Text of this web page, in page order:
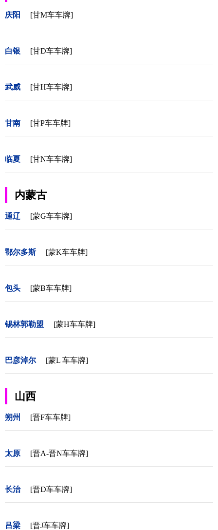
庆阳 [甘M车车牌]
白银 [甘D车车牌]
武威 [甘H车车牌]
甘南 [甘P车车牌]
临夏 [甘N车车牌]
内蒙古
通辽 [蒙G车车牌]
鄂尔多斯 [蒙K车车牌]
包头 [蒙B车车牌]
锡林郭勒盟 [蒙H车车牌]
巴彦淖尔 [蒙L 车车牌]
山西
朔州 [晋F车车牌]
太原 [晋A-晋N车车牌]
长治 [晋D车车牌]
吕梁 [晋J车车牌]